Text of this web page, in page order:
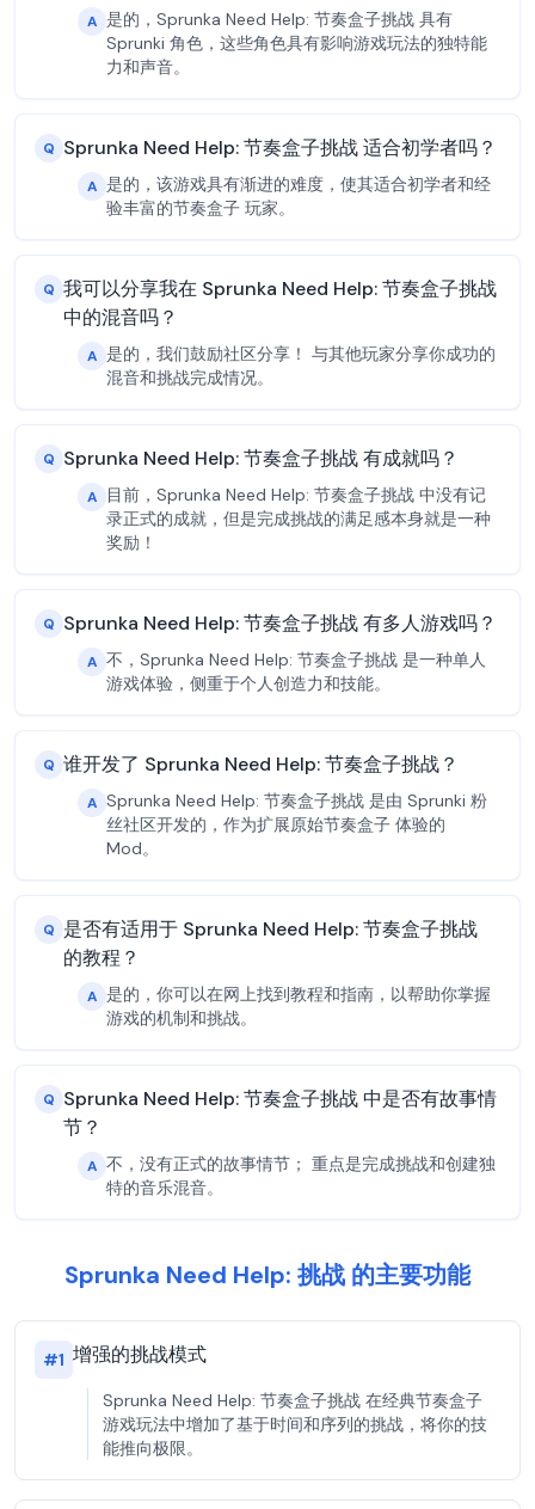
A 是的，Sprunka Need Help: 节奏盒子挑战 具有
Sprunki 角色，这些角色具有影响游戏玩法的独特能
力和声音。
Q Sprunka Need Help: 节奏盒子挑战 适合初学者吗？
A 是的，该游戏具有渐进的难度，使其适合初学者和经
验丰富的节奏盒子 玩家。
Q 我可以分享我在 Sprunka Need Help: 节奏盒子挑战
中的混音吗？
A 是的，我们鼓励社区分享！ 与其他玩家分享你成功的
混音和挑战完成情况。
Q Sprunka Need Help: 节奏盒子挑战 有成就吗？
A
目前，Sprunka Need Help: 节奏盒子挑战 中没有记
录正式的成就，但是完成挑战的满足感本身就是一种
奖励！
Q Sprunka Need Help: 节奏盒子挑战 有多人游戏吗？
A 不，Sprunka Need Help: 节奏盒子挑战 是一种单人
游戏体验，侧重于个人创造力和技能。
Q 谁开发了 Sprunka Need Help: 节奏盒子挑战？
A Sprunka Need Help: 节奏盒子挑战 是由 Sprunki 粉
丝社区开发的，作为扩展原始节奏盒子 体验的
Mod。
Q 是否有适用于 Sprunka Need Help: 节奏盒子挑战
的教程？
A 是的，你可以在网上找到教程和指南，以帮助你掌握
游戏的机制和挑战。
Q Sprunka Need Help: 节奏盒子挑战 中是否有故事情
节？
A 不，没有正式的故事情节； 重点是完成挑战和创建独
特的音乐混音。
Sprunka Need Help: 挑战 的主要功能
#1 增强的挑战模式
Sprunka Need Help: 节奏盒子挑战 在经典节奏盒子
游戏玩法中增加了基于时间和序列的挑战，将你的技
能推向极限。